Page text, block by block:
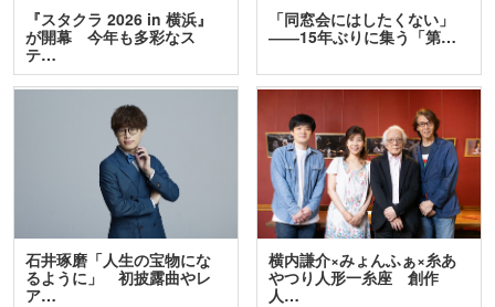
『スタクラ 2026 in 横浜』
が開幕 今年も多彩なス
テ…
「同窓会にはしたくない」
――15年ぶりに集う「第…
石井琢磨「人生の宝物にな
るように」 初披露曲やレ
ア…
横内謙介×みょんふぁ×糸あ
やつり人形一糸座 創作
人…